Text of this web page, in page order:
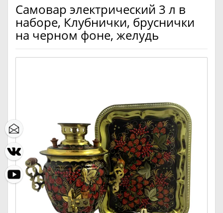
Самовар электрический 3 л в
наборе, Клубнички, бруснички
на черном фоне, желудь